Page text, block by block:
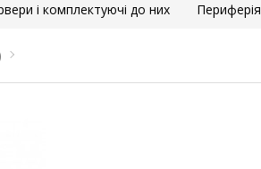
і комплектуючі до них Периферія